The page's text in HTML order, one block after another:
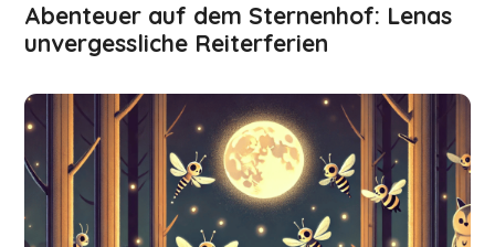
Abenteuer auf dem Sternenhof: Lenas
unvergessliche Reiterferien